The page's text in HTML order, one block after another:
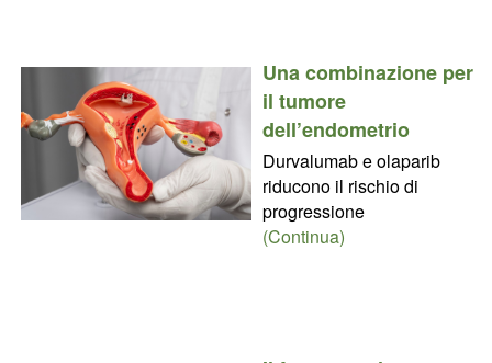
Una combinazione per
il tumore
dell’endometrio
Durvalumab e olaparib
riducono il rischio di
progressione
(Continua)